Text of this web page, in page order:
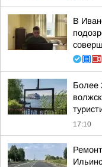
В
Более
17:10